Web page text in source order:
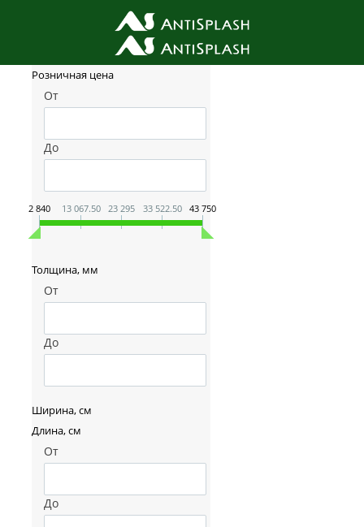
Фильтр товаров
Розничная цена
От
До
2 840 13 067.50 23 295 33 522.50 43 750
Толщина, мм
От
До
Ширина, см
Длина, см
От
До